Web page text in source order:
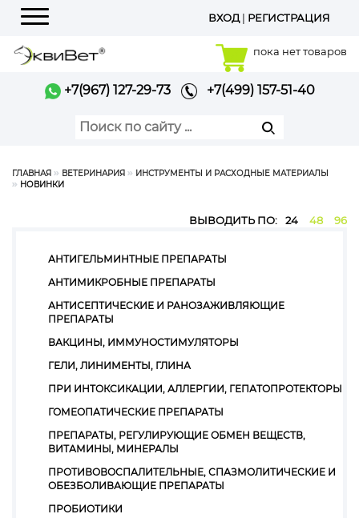
Меню
ВХОД| РЕГИСТРАЦИЯ
пока нет товаров
+7(967) 127-29-73 +7(499) 157-51-40
ГЛАВНАЯ ВЕТЕРИНАРИЯ
ИНСТРУМЕНТЫ И РАСХОДНЫЕ МАТЕРИАЛЫ
НОВИНКИ
ВЫВОДИТЬ ПО: 24 48 96
АНТИГЕЛЬМИНТНЫЕ ПРЕПАРАТЫ
АНТИМИКРОБНЫЕ ПРЕПАРАТЫ
АНТИСЕПТИЧЕСКИЕ И РАНОЗАЖИВЛЯЮЩИЕ
ПРЕПАРАТЫ
ВАКЦИНЫ, ИММУНОСТИМУЛЯТОРЫ
ГЕЛИ, ЛИНИМЕНТЫ, ГЛИНА
ПРИ ИНТОКСИКАЦИИ, АЛЛЕРГИИ, ГЕПАТОПРОТЕКТОРЫ
ГОМЕОПАТИЧЕСКИЕ ПРЕПАРАТЫ
ПРЕПАРАТЫ, РЕГУЛИРУЮЩИЕ ОБМЕН ВЕЩЕСТВ,
ВИТАМИНЫ, МИНЕРАЛЫ
ПРОТИВОВОСПАЛИТЕЛЬНЫЕ, СПАЗМОЛИТИЧЕСКИЕ И
ОБЕЗБОЛИВАЮЩИЕ ПРЕПАРАТЫ
ПРОБИОТИКИ